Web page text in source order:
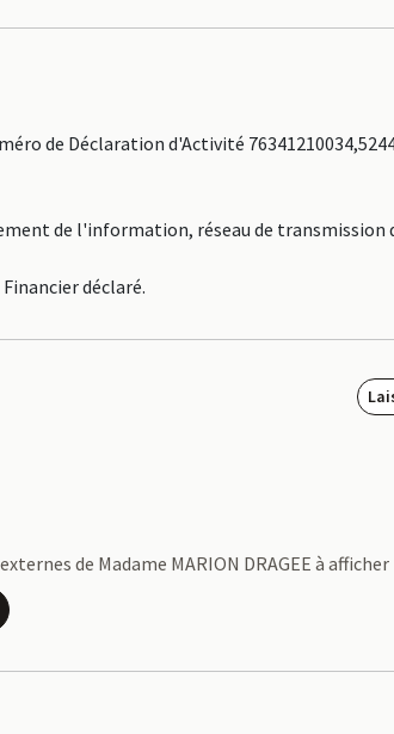
de Déclaration d'Activité
de l'information, réseau de transmission
déclaré.
de Madame MARION DRAGEE à afficher